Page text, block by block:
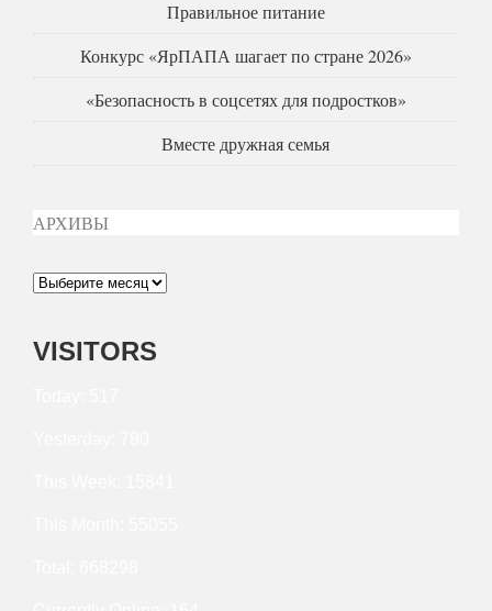
Правильное питание
Конкурс «ЯрПАПА шагает по стране 2026»
«Безопасность в соцсетях для подростков»
Вместе дружная семья
АРХИВЫ
Архивы
VISITORS